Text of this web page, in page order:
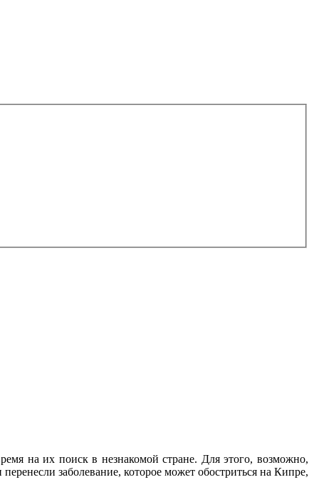
на их поиск в незнакомой стране. Для этого, возможно,
заболевание, которое может обостриться на Кипре,